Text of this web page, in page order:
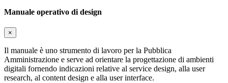
Manuale operativo di design
×
Il manuale è uno strumento di lavoro per la Pubblica
Amministrazione e serve ad orientare la progettazione di ambienti
digitali fornendo indicazioni relative al service design, alla user
research, al content design e alla user interface.